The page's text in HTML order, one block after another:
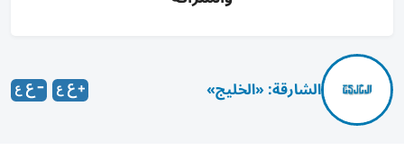
الشارقة: «الخليج»